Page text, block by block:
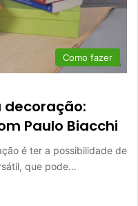
Como fazer
decoração:
Paulo Biacchi
é ter a possibilidade de
que pode…